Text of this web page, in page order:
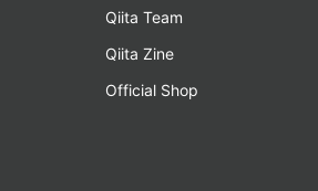
Qiita Team
Qiita Zine
Official Shop